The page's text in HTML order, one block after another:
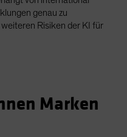
genau zu
Risiken der KI für
Marken